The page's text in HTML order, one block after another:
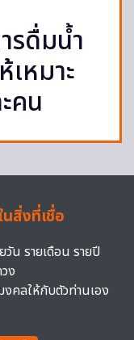
รดื่มน้ำ
เหมาะ
คน
สิ่งที่เชื่อ
วัน รายเดือน รายปี
ง
คลให้กับตัวท่านเอง